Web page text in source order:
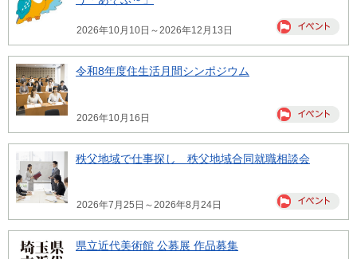
2026年10月10日～2026年12月13日
令和8年度住生活月間シンポジウム
2026年10月16日
秩父地域で仕事探し 秩父地域合同就職相談会
2026年7月25日～2026年8月24日
県立近代美術館 公募展 作品募集